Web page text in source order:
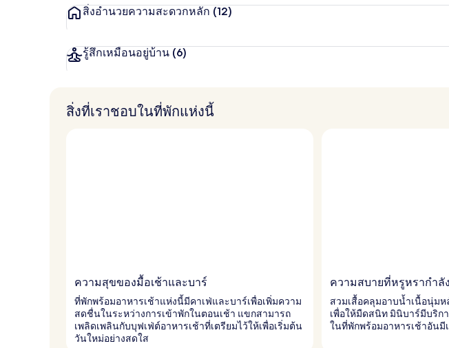
สิ่งอำนวยความสะดวกหลัก (12)
รู้สึกเหมือนอยู่บ้าน (6)
สิ่งที่เราชอบในที่พักแห่งนี้
ความสุขของมื้อเช้าและบาร์
ที่พักพร้อมอาหารเช้าแห่งนี้มีคาเฟ่และบาร์เพื่อเพิ่มความ
สดชื่นในระหว่างการเข้าพักในตอนเช้า แขกสามารถ
เพลิดเพลินกับบุฟเฟ่ต์อาหารเช้าที่เตรียมไว้ให้เพื่อเริ่มต้น
วันใหม่อย่างสดใส
ความสบายที่หรูหรากำ
สวมเสื้อคลุมอาบน้ำเนื้อนุ่ม
เพื่อให้มืดสนิท มินิบาร์มีบริก
ในที่พักพร้อมอาหารเช้าอันมี